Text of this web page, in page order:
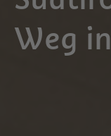
Weg